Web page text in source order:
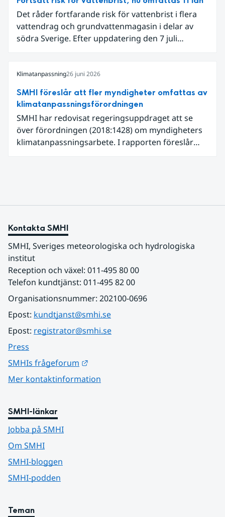
Det råder fortfarande risk för vattenbrist i flera
vattendrag och grundvattenmagasin i delar av
södra Sverige. Efter uppdatering den 7 juli
Östergötlands, Stockholms och Uppsala län.
Totalt omfattas 11 län, säger Hugo Rudebeck,
vakthavande hydrolog på SMHI.
Klimatanpassning26 juni 2026
SMHI föreslår att fler myndigheter omfattas av
klimatanpassningsförordningen
SMHI har redovisat regeringsuppdraget att se
över förordningen (2018:1428) om myndigheters
klimatanpassningsarbete. I rapporten föreslår
Kontakta SMHI
SMHI, Sveriges meteorologiska och hydrologiska
institut
Reception och växel: 011-495 80 00
Telefon kundtjänst: 011-495 82 00
Organisationsnummer: 202100-0696
Epost: kundtjanst@smhi.se
Epost: registrator@smhi.se
Press
SMHIs frågeforum
Mer kontaktinformation
SMHI-länkar
Jobba på SMHI
Om SMHI
SMHI-bloggen
SMHI-podden
Teman